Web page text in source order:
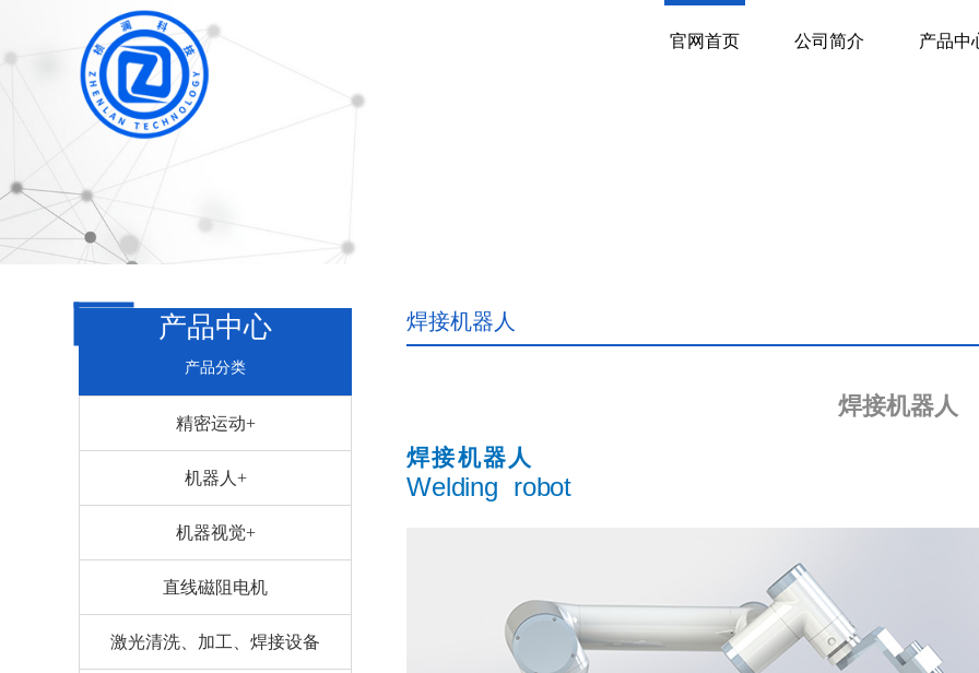
官网首页 公司简介 产品中
产品中心
产品分类
精密运动+
机器人+
机器视觉+
直线磁阻电机
激光清洗、加工、焊接设备
焊接机器人
焊接机器人
焊接机器人
Welding robot